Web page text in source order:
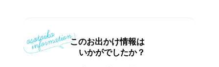
このお出かけ情報は
いかがでしたか？